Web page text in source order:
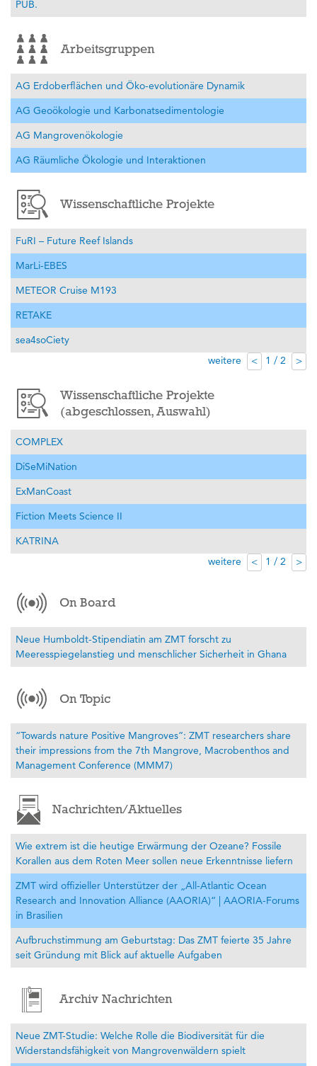
PUB.
Arbeitsgruppen
AG Erdoberflächen und Öko-evolutionäre Dynamik
AG Geoökologie und Karbonatsedimentologie
AG Mangrovenökologie
AG Räumliche Ökologie und Interaktionen
Wissenschaftliche Projekte
FuRI – Future Reef Islands
MarLi-EBES
METEOR Cruise M193
RETAKE
sea4soCiety
weitere
< 1 / 2 >
Wissenschaftliche Projekte
(abgeschlossen, Auswahl)
COMPLEX
DiSeMiNation
ExManCoast
Fiction Meets Science II
KATRINA
weitere
< 1 / 2 >
On Board
Neue Humboldt-Stipendiatin am ZMT forscht zu
Meeresspiegelanstieg und menschlicher Sicherheit in Ghana
On Topic
“Towards nature Positive Mangroves”: ZMT researchers share
their impressions from the 7th Mangrove, Macrobenthos and
Management Conference (MMM7)
Nachrichten/Aktuelles
Wie extrem ist die heutige Erwärmung der Ozeane? Fossile
Korallen aus dem Roten Meer sollen neue Erkenntnisse liefern
ZMT wird offizieller Unterstützer der „All-Atlantic Ocean
Research and Innovation Alliance (AAORIA)“ | AAORIA-Forums
in Brasilien
Aufbruchstimmung am Geburtstag: Das ZMT feierte 35 Jahre
seit Gründung mit Blick auf aktuelle Aufgaben
Archiv Nachrichten
Neue ZMT-Studie: Welche Rolle die Biodiversität für die
Widerstandsfähigkeit von Mangrovenwäldern spielt